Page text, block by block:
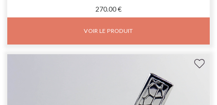
270.00 €
VOIR LE PRODUIT